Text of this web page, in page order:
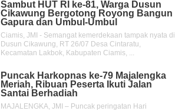
Sambut HUT RI ke-81, Warga Dusun
Cikawung Bergotong Royong Bangun
Gapura dan Umbul-Umbul
Ciamis, JMI - Semangat kemerdekaan tampak nyata di
Dusun Cikawung, RT 26/07 Desa Cintaratu,
Kecamatan Lakbok, Kabupaten Ciamis, ...
Puncak Harkopnas ke-79 Majalengka
Meriah, Ribuan Peserta Ikuti Jalan
Santai Berhadiah
MAJALENGKA, JMI – Puncak peringatan Hari